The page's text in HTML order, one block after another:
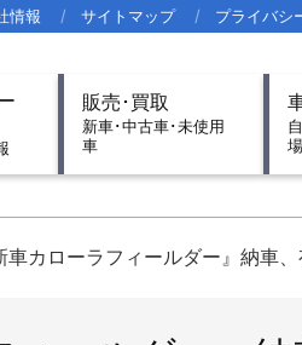
情報 サイトマップ プライバシ
販売･買取
新車･中古車･未使用
車
場
車カローラフィールダー』納車、